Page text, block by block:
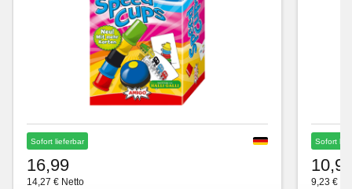
Sofort lieferbar
16,99
14,27 € Netto
Sofort
9,23 €